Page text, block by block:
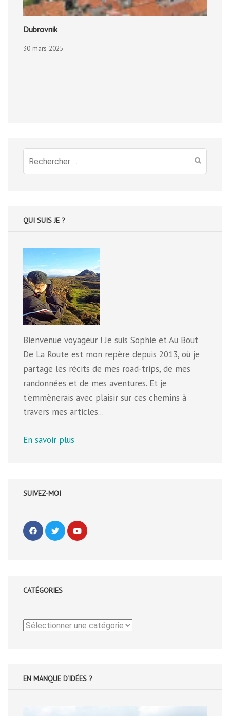
Dubrovnik
30 mars 2025
Recherche
pour
QUI SUIS JE ?
Bienvenue voyageur ! Je suis Sophie et Au Bout
De La Route est mon repère depuis 2013, où je
partage les récits de mes road-trips, de mes
randonnées et de mes aventures. Et je
t'emmènerais avec plaisir sur ces chemins à
travers mes articles...
En savoir plus
SUIVEZ-MOI
CATÉGORIES
Catégories
EN MANQUE D'IDÉES ?